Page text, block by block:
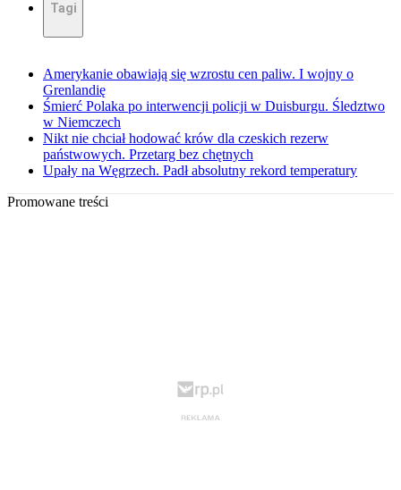
Tagi
Amerykanie obawiają się wzrostu cen paliw. I wojny o
Grenlandię
Śmierć Polaka po interwencji policji w Duisburgu. Śledztwo
w Niemczech
Nikt nie chciał hodować krów dla czeskich rezerw
państwowych. Przetarg bez chętnych
Upały na Węgrzech. Padł absolutny rekord temperatury
Promowane treści